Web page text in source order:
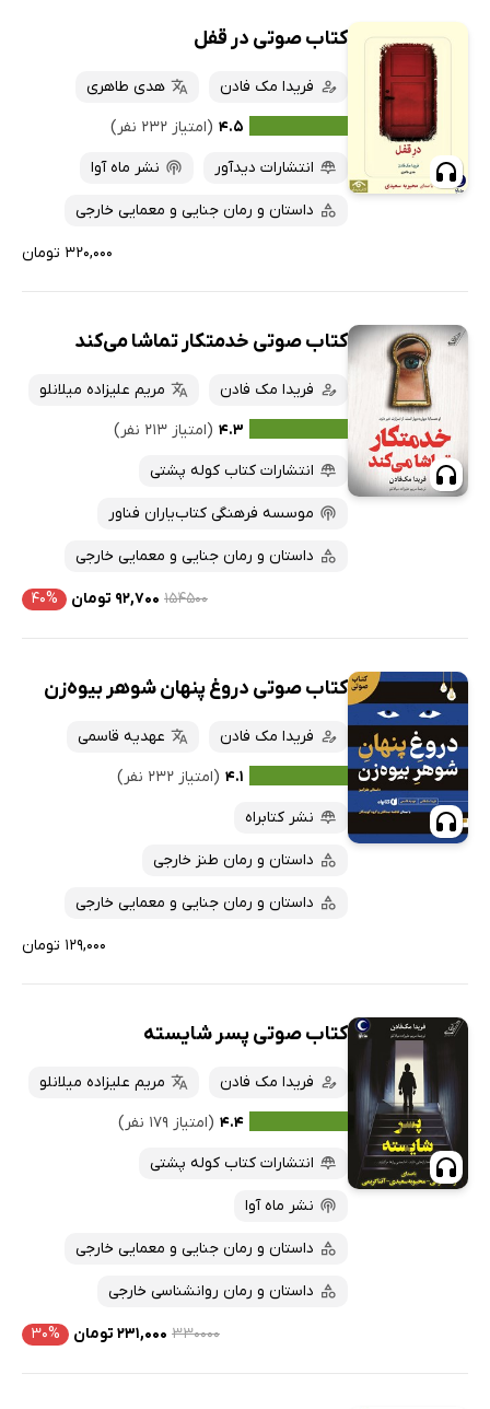
کتاب صوتی در قفل
فریدا مک فادن
هدی طاهری
۴.۵ (امتیاز ۲۳۲ نفر)
انتشارات دیدآور
نشر ماه آوا
داستان و رمان جنایی و معمایی خارجی
۳۲۰,۰۰۰ تومان
کتاب صوتی خدمتکار تماشا می‌کند
فریدا مک فادن
مریم علیزاده میلانلو
۴.۳ (امتیاز ۲۱۳ نفر)
انتشارات کتاب کوله پشتی
موسسه فرهنگی کتاب‌یاران فناور
داستان و رمان جنایی و معمایی خارجی
۱۵۴۵۰۰ ۹۲,۷۰۰ تومان ۴۰%
کتاب صوتی دروغ پنهان شوهر بیوه‌زن
فریدا مک فادن
عهدیه قاسمی
۴.۱ (امتیاز ۲۳۲ نفر)
نشر کتابراه
داستان و رمان طنز خارجی
داستان و رمان جنایی و معمایی خارجی
۱۲۹,۰۰۰ تومان
کتاب صوتی پسر شایسته
فریدا مک فادن
مریم علیزاده میلانلو
۴.۴ (امتیاز ۱۷۹ نفر)
انتشارات کتاب کوله پشتی
نشر ماه آوا
داستان و رمان جنایی و معمایی خارجی
داستان و رمان روانشناسی خارجی
۳۳۰۰۰۰ ۲۳۱,۰۰۰ تومان ۳۰%